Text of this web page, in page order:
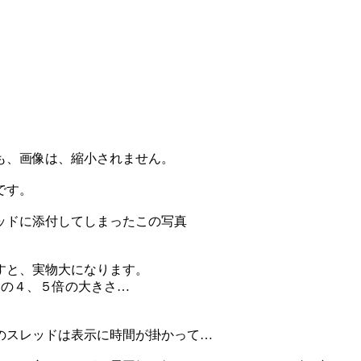
画像は、縮小されません。
。
に添付してしまったこの写真
、実物大になります。
の４、５倍の大きさ…
スレッドは表示に時間が掛かって…